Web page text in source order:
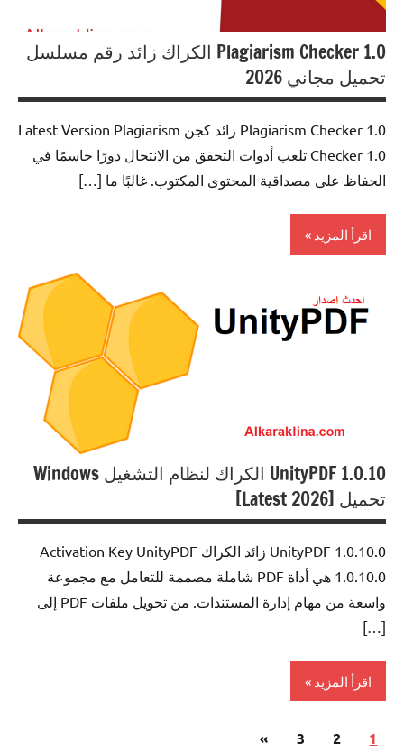
Plagiarism Checker 1.0 الكراك زائد رقم مسلسل
تحميل مجاني 2026
Plagiarism Checker 1.0 زائد كجن Latest Version Plagiarism
Checker 1.0 تلعب أدوات التحقق من الانتحال دورًا حاسمًا في
الحفاظ على مصداقية المحتوى المكتوب. غالبًا ما […]
اقرأ المزيد
Tools
UnityPDF 1.0.10 الكراك لنظام التشغيل Windows
تحميل [Latest 2026]
UnityPDF 1.0.10.0 زائد الكراك Activation Key UnityPDF
1.0.10.0 هي أداة PDF شاملة مصممة للتعامل مع مجموعة
واسعة من مهام إدارة المستندات. من تحويل ملفات PDF إلى
[…]
اقرأ المزيد
0ffice
تعدد
1
2
3
المقالات
»